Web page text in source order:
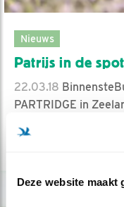
Deze website maakt
Nieuws
Patrijs in de
22.03.18
PARTRIDGE in